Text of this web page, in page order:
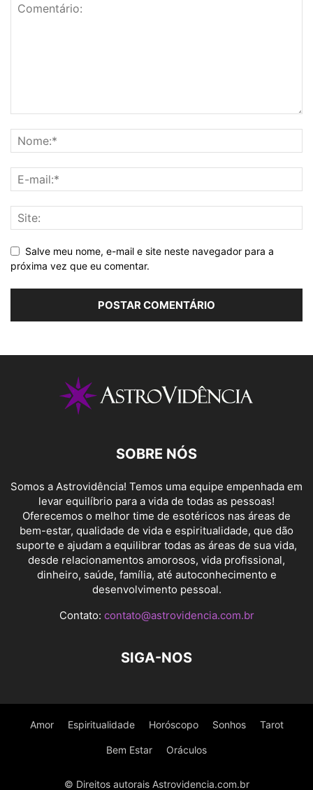
Salve meu nome, e-mail e site neste navegador para a
próxima vez que eu comentar.
SOBRE NÓS
Somos a Astrovidência! Temos uma equipe empenhada em
levar equilíbrio para a vida de todas as pessoas!
Oferecemos o melhor time de esotéricos nas áreas de
bem-estar, qualidade de vida e espiritualidade, que dão
suporte e ajudam a equilibrar todas as áreas de sua vida,
desde relacionamentos amorosos, vida profissional,
dinheiro, saúde, família, até autoconhecimento e
desenvolvimento pessoal.
Contato: contato@astrovidencia.com.br
SIGA-NOS
Amor Espiritualidade Horóscopo Sonhos Tarot
Bem Estar Oráculos
© Direitos autorais Astrovidencia.com.br